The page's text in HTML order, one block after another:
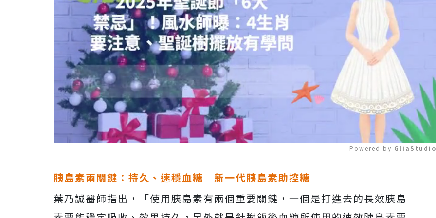
Powered by
胰島素兩關鍵：持久、速穩血糖 新一代胰島素助控糖
葉乃誠醫師指出，「使用胰島素有兩個重要關鍵，一個是打進去的長效胰島